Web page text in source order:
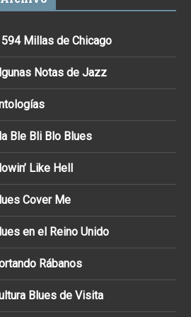
Millas de Chicago
Notas de Jazz
Ble Bli Blo Blues
Like Hell
Cover Me
en el Reino Unido
Rábanos
Blues de Visita